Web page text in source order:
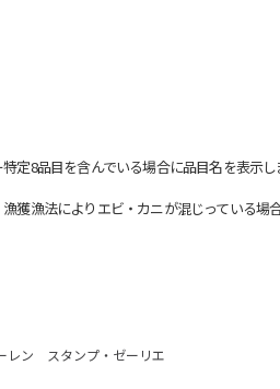
8品目を含んでいる場合に品目名を表示し
漁法によりエビ・カニが混じっている場
レン スタンプ・ゼーリエ